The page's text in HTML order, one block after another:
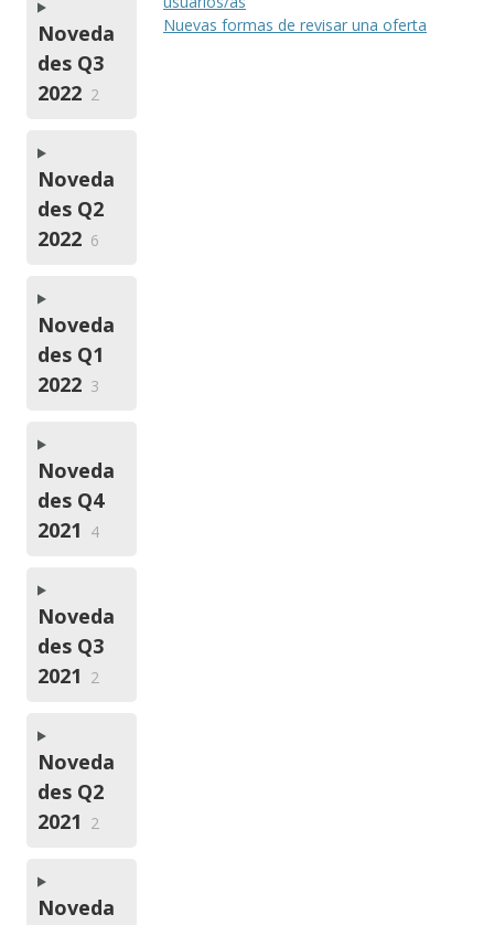
Nuevas formas de revisar una oferta
Noveda
des Q3
2022 2
Noveda
des Q2
2022 6
Noveda
des Q1
2022 3
Noveda
des Q4
2021 4
Noveda
des Q3
2021 2
Noveda
des Q2
2021 2
Noveda